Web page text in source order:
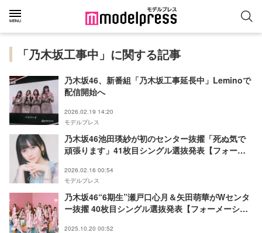
「乃木坂工事中」に関する記事
乃木坂46、新番組「乃木坂工事延長中」Leminoで
配信開始へ
2026.02.19 14:20
モデルプレス
乃木坂46池田瑛紗が初のセンター抜擢「死ぬ気で
頑張ります」41枚目シングル選抜発表【フォーメ
2026.02.16 00:54
モデルプレス
乃木坂46“6期生”瀬戸口心月＆矢田萌華がWセンタ
ー抜擢 40枚目シングル選抜発表【フォーメーショ
2025.10.20 00:52